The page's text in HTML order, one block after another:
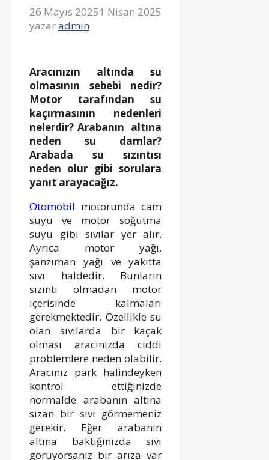
26 Mayıs 20251 Nisan 2025
yazaradmin
Aracınızın altında su
olmasının sebebi nedir?
Motor tarafından su
kaçırmasının nedenleri
nelerdir? Arabanın altına
neden su damlar?
Arabada su sızıntısı
neden olur gibi sorulara
yanıt arayacağız.
Otomobil motorunda cam
suyu ve motor soğutma
suyu gibi sıvılar yer alır.
Ayrıca motor yağı,
şanzıman yağı ve yakıtta
sıvı haldedir. Bunların
sızıntı olmadan motor
içerisinde kalmaları
gerekmektedir. Özellikle su
olan sıvılarda bir kaçak
olması aracınızda ciddi
problemlere neden olabilir.
Aracınız park halindeyken
kontrol ettiğinizde
normalde arabanın altına
sızan bir sıvı görmemeniz
gerekir. Eğer arabanın
altına baktığınızda sıvı
görüyorsanız bir arıza var